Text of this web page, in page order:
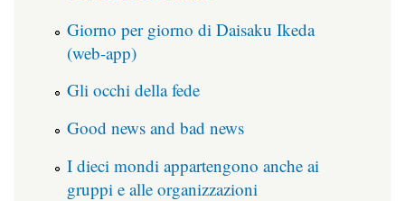
Giorno per giorno di Daisaku Ikeda
(web-app)
Gli occhi della fede
Good news and bad news
I dieci mondi appartengono anche ai
gruppi e alle organizzazioni